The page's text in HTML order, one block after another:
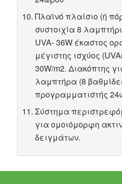
Πλαϊνό πλαίσιο (ή
συστοιχία 8
UVA- 36W έκαστος
μέγιστης ισχύος
30W/m2. Διακόπτης
λαμπτήρα (8
προγραμματιστής
Σύστημα
για ομοιόμορφη
δειγμάτων.